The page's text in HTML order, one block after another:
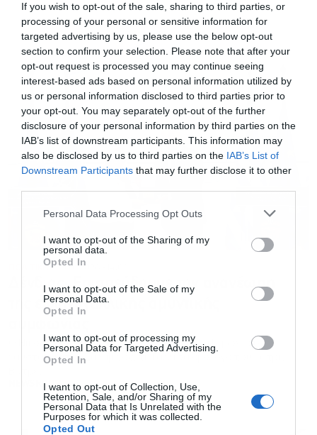
If you wish to opt-out of the sale, sharing to third parties, or
processing of your personal or sensitive information for
targeted advertising by us, please use the below opt-out
section to confirm your selection. Please note that after your
opt-out request is processed you may continue seeing
interest-based ads based on personal information utilized by
us or personal information disclosed to third parties prior to
your opt-out. You may separately opt-out of the further
disclosure of your personal information by third parties on the
IAB’s list of downstream participants. This information may
also be disclosed by us to third parties on the IAB’s List of
Downstream Participants that may further disclose it to other
Personal Data Processing Opt Outs
I want to opt-out of the Sharing of my
personal data.
Opted In
I want to opt-out of the Sale of my
Personal Data.
Opted In
I want to opt-out of processing my
Personal Data for Targeted Advertising.
Opted In
I want to opt-out of Collection, Use,
Retention, Sale, and/or Sharing of my
Personal Data that Is Unrelated with the
Purposes for which it was collected.
Opted Out
ΠΟΛΙΤΙΚΗ 29.01.2026 - 14:02
Δένδιας: Επισπεύδουμε την ανανέωση
της ελληνογαλλικής αμυντικής
Ο Νίκος Δένδιας υποδέχθηκε στη φρεγάτα Κίμων, στον
ναύσταθμο της Σαλαμίνος, τη Γαλλίδα ομόλογό του Κατρίν
NEWSROOM